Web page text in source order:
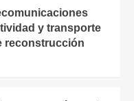
y transporte
reconstrucción